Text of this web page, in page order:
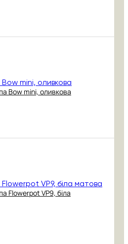
Bow mini, оливкова
Flowerpot VP9, біла